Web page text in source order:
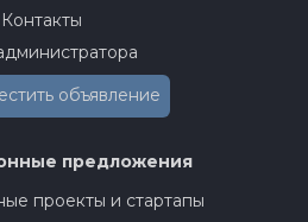
Контакты
объявление
предложения
проекты и стартапы